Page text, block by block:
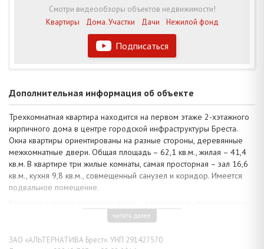
Подписаться
Смотри видеообзоры объектов недвижимости!
Квартиры
Дома. Участки Дачи Нежилой фонд
Дополнительная информация об объекте
Трехкомнатная квартира находится на первом этаже 2-хэтажного
кирпичного дома в центре городской инфраструктуры Бреста.
Окна квартиры ориентированы на разные стороны, деревянные
межкомнатные двери. Общая площадь – 62,1 кв.м., жилая – 41,4
кв.м. В квартире три жилые комнаты, самая просторная – зал 16,6
кв.м., кухня 9,8 кв.м., совмещенный санузел и коридор. Имеется
подвальное помещение.
Внутреннее пространство визуально объемнее и светлее за счет
уровень или создать интересный дизайн интерьера.
читать далее
ЗАО «АЛЬТЕРНАТИВА Брест». УНП 291427570